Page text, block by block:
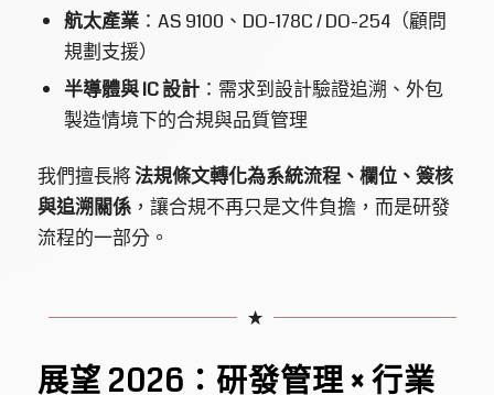
航太產業：AS 9100、DO-178C / DO-254（顧問
規劃支援）
半導體與 IC 設計：需求到設計驗證追溯、外包
製造情境下的合規與品質管理
我們擅長將法規條文轉化為系統流程、欄位、簽核
與追溯關係，讓合規不再只是文件負擔，而是研發
流程的一部分。
展望 2026：研發管理 × 行業